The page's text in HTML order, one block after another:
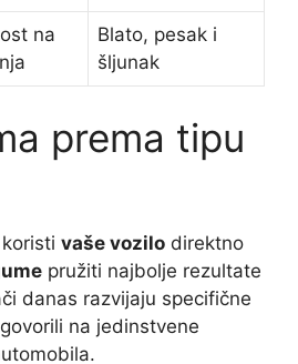
na
Blato, pesak i
šljunak
prema tipu
vaše vozilo direktno
pružiti najbolje rezultate
danas razvijaju specifične
na jedinstvene